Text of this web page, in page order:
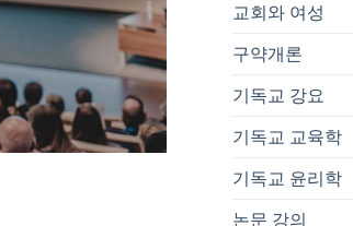
교회와 여성
구약개론
기독교 강요
기독교 교육학
기독교 윤리학
논문 강의